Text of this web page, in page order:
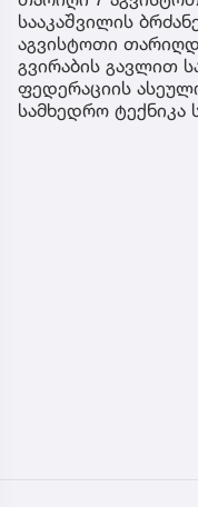
სააკაშვილის
აგვისტოთი
გვირაბის გავლით
ფედერაციის
სამხედრო ტექნიკა